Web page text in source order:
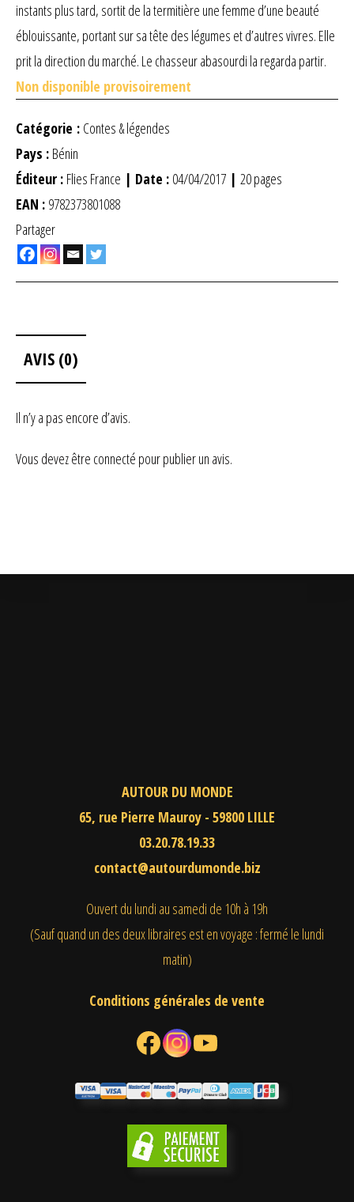
instants plus tard, sortit de la termitière une femme d’une beauté
éblouissante, portant sur sa tête des légumes et d’autres vivres. Elle
prit la direction du marché. Le chasseur abasourdi la regarda partir.
Non disponible provisoirement
Catégorie : Contes & légendes
Pays : Bénin
Éditeur : Flies France | Date : 04/04/2017 | 20 pages
EAN : 9782373801088
Partager
AVIS (0)
Il n’y a pas encore d’avis.
Vous devez être connecté pour publier un avis.
AUTOUR DU MONDE
65, rue Pierre Mauroy - 59800 LILLE
03.20.78.19.33
contact@autourdumonde.biz
Ouvert du lundi au samedi de 10h à 19h
(Sauf quand un des deux libraires est en voyage : fermé le lundi
matin)
Conditions générales de vente
Facebook Instagram YouTube